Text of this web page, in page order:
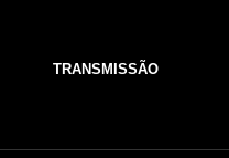
TRANSMISSÃO